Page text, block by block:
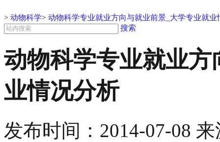
> 动物科学> 动物科学专业就业方向与就业前景_大学专业就业
搜索
动物科学专业就业
业情况分析
发布时间： 2014-07-08 来